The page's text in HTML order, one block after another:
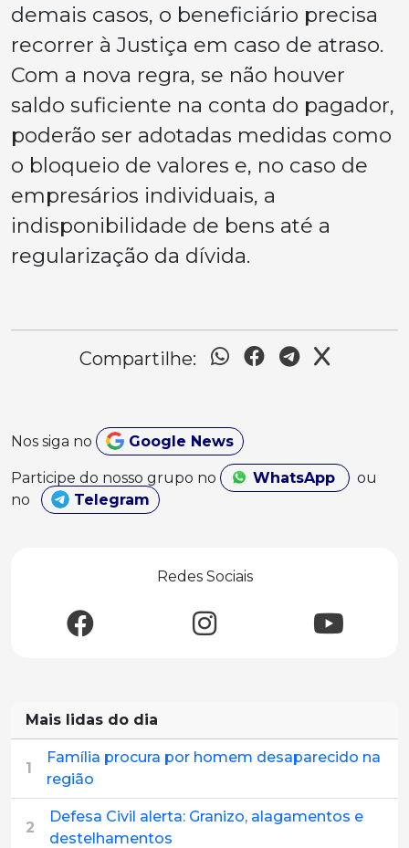
demais casos, o beneficiário precisa
recorrer à Justiça em caso de atraso.
Com a nova regra, se não houver
saldo suficiente na conta do pagador,
poderão ser adotadas medidas como
o bloqueio de valores e, no caso de
empresários individuais, a
indisponibilidade de bens até a
regularização da dívida.
Compartilhe:
Nos siga no Google News
Participe do nosso grupo no WhatsApp
ou
no
Telegram
Redes Sociais
Mais lidas do dia
1
Família procura por homem desaparecido na
região
2
Defesa Civil alerta: Granizo, alagamentos e
destelhamentos